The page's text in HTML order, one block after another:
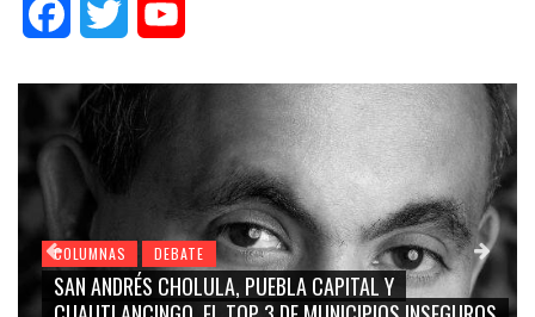
FacebookTwitter
COLUMNAS DEBATE
SAN ANDRÉS CHOLULA, PUEBLA CAPITAL Y